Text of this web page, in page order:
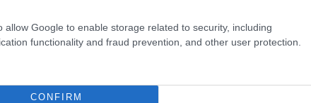
allow Google to enable storage related to security, including
functionality and fraud prevention, and other user protection.
CONFIRM